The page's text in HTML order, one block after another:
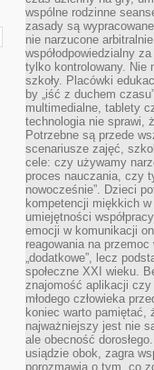
wspólne rodzinne
zasady są
nie narzucone
współodpowiedzialny
tylko kontrolowany. Nie
szkoły. Placówki
by „iść z duchem
multimedialne, tablety
technologia nie sprawi,
Potrzebne są przede
scenariusze zajęć,
cele: czy używamy
proces nauczania, czy
nowocześnie”. Dzieci
kompetencji miękkich
umiejętności
emocji w komunikacji
reagowania na
„dodatkowe”, lecz
społeczne XXI wieku.
znajomość aplikacji czy
młodego człowieka
koniec warto pamiętać,
najważniejszy jest nie
ale obecność
usiądzie obok, zagra
porozmawia o tym, co